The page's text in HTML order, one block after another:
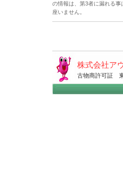
の情報は、第3者に漏れる事
座いません。
株式会社ア
古物商許可証